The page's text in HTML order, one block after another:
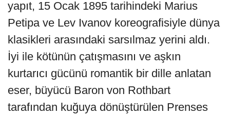
yapıt, 15 Ocak 1895 tarihindeki Marius
Petipa ve Lev Ivanov koreografisiyle dünya
klasikleri arasındaki sarsılmaz yerini aldı.
İyi ile kötünün çatışmasını ve aşkın
kurtarıcı gücünü romantik bir dille anlatan
eser, büyücü Baron von Rothbart
tarafından kuğuya dönüştürülen Prenses